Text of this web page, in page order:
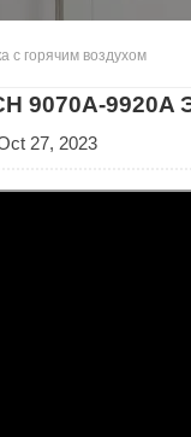
с горячим воздухом
9070A-9920A
27, 2023